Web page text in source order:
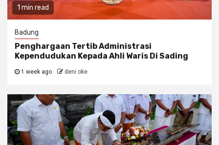
1 min read
Badung
Penghargaan Tertib Administrasi
Kependudukan Kepada Ahli Waris Di Sading
1 week ago deni oke